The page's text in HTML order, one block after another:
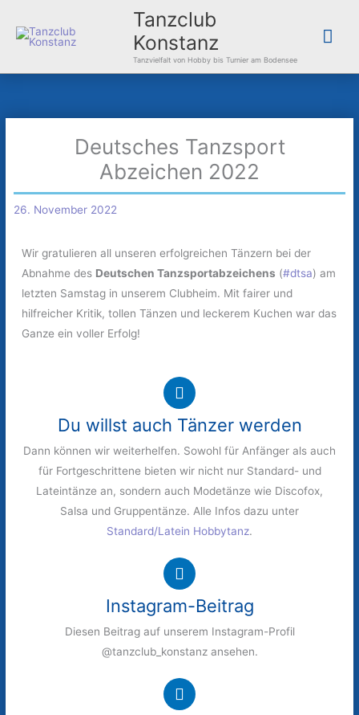
Inhalt
springen
Tanzclub
Konstanz
Tanzvielfalt von Hobby bis Turnier am Bodensee
Deutsches Tanzsport
Abzeichen 2022
26. November 2022
Wir gratulieren all unseren erfolgreichen Tänzern bei der
Abnahme des Deutschen Tanzsportabzeichens (#dtsa) am
letzten Samstag in unserem Clubheim. Mit fairer und
hilfreicher Kritik, tollen Tänzen und leckerem Kuchen war das
Ganze ein voller Erfolg!
Du willst auch Tänzer werden
Dann können wir weiterhelfen. Sowohl für Anfänger als auch
für Fortgeschrittene bieten wir nicht nur Standard- und
Lateintänze an, sondern auch Modetänze wie Discofox,
Salsa und Gruppentänze. Alle Infos dazu unter
Standard/Latein Hobbytanz.
Instagram-Beitrag
Diesen Beitrag auf unserem Instagram-Profil
@tanzclub_konstanz ansehen.